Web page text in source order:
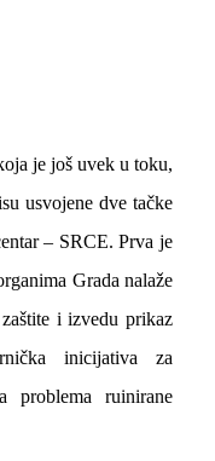
je još uvek u toku,
usvojene dve tačke
entar – SRCE. Prva je
Grada nalaže
i izvedu prikaz
inicijativa za
problema ruinirane